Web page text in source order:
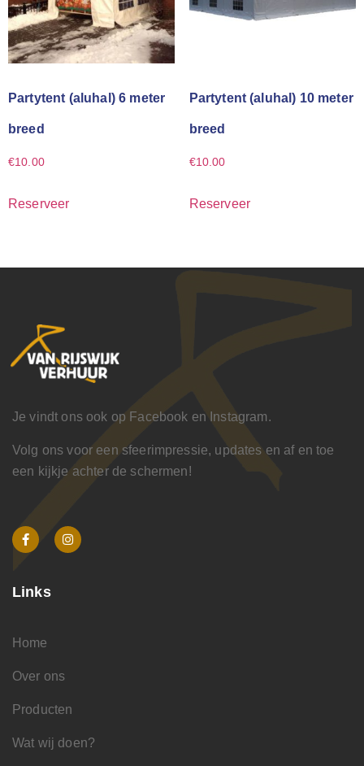
Partytent (aluhal) 6 meter
breed
€10.00
Reserveer
Partytent (aluhal) 10 meter
breed
€10.00
Reserveer
Je vindt ons ook op Facebook en Instagram.
Volg ons voor een sfeerimpressie, updates en af en toe
een kijkje achter de schermen!
Links
Home
Over ons
Producten
Wat wij doen?